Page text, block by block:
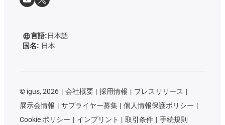
言語:日本語
国名: 日本
© igus, 2026 会社概要 採用情報
プレスリリース
展示会情報
サプライヤー募集
個人情報保護ポリシー
Cookie ポリシー
インプリント 取引条件 手続規則